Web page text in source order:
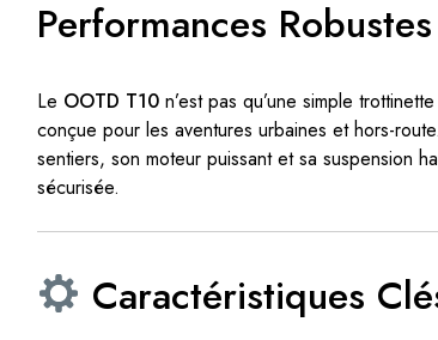
Performances
Le OOTD T10 n’est pas qu’une simple
conçue pour les aventures urbaines et hors-
sentiers, son moteur puissant et sa suspension
sécurisée.
Caractéristiques